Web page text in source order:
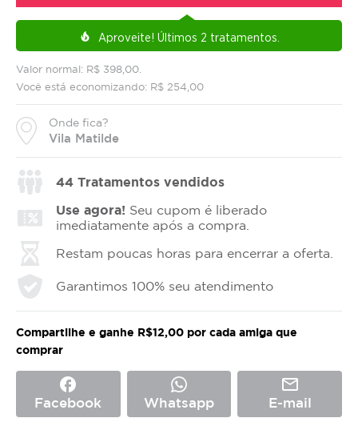
Valor normal: R$ 398,00.
Você está economizando: R$ 254,00
Onde fica?
Vila Matilde
local_fire_department Aproveite! Últimos 2 tratamentos.
44 Tratamentos vendidos
Use agora! Seu cupom é liberado
imediatamente após a compra.
Restam poucas horas para encerrar a oferta.
Garantimos 100% seu atendimento
Compartilhe e ganhe R$12,00 por cada amiga que
comprar
facebook
Facebook Whatsapp
mail_outline
E-mail